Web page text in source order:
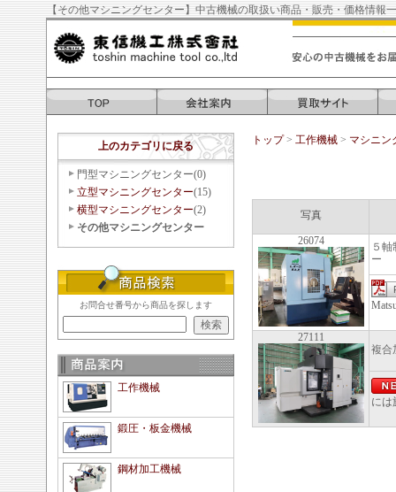
【その他マシニングセンター】中古機械の取扱い商品・販売・価格情報
上のカテゴリに戻る
門型マシニングセンター(0)
立型マシニングセンター(15)
横型マシニングセンター(2)
その他マシニングセンター
お問合せ番号から商品を探します
工作機械
鍛圧・板金機械
鋼材加工機械
トップ> 工作機械 > マシニン
写真
26074
５
ー
27111
複合
に